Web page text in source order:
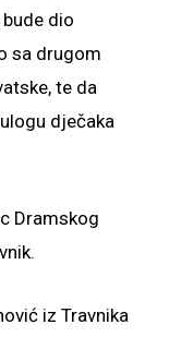
dio
sa drugom
te da
dječaka
Dramskog